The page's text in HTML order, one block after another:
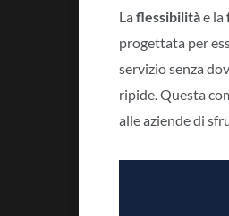
La flessibilitàe la
progettata per
servizio senza
ripide. Questa
alle aziende di